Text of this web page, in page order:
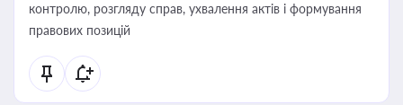
контролю, розгляду справ, ухвалення актів і формування
правових позицій